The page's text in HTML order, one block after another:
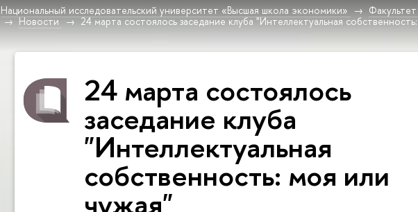
Национальный исследовательский университет «Высшая школа экономики»
Новости
24 марта состоялось заседание клуба "Интеллектуальная
24 марта состоялось
заседание клуба
"Интеллектуальная
собственность: моя или
чужая"